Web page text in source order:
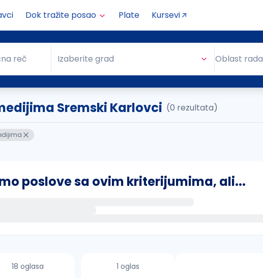
Dok tražite posao Plate Kursevi
rečreč Grad
Izaberite grad Oblast rada
Sremski Karlovci (0 rezultata)
poslove sa ovim kriterijumima, ali...
18 oglasa 1 oglas